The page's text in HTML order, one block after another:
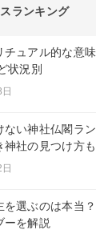
ランキング
チュアル的な意
状況別
ない神社仏閣ラ
神社の見つけ方も
を選ぶのは本当
ーを解説